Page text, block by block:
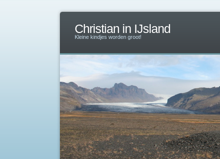
Christian in IJsland
Kleine kindjes worden groot!